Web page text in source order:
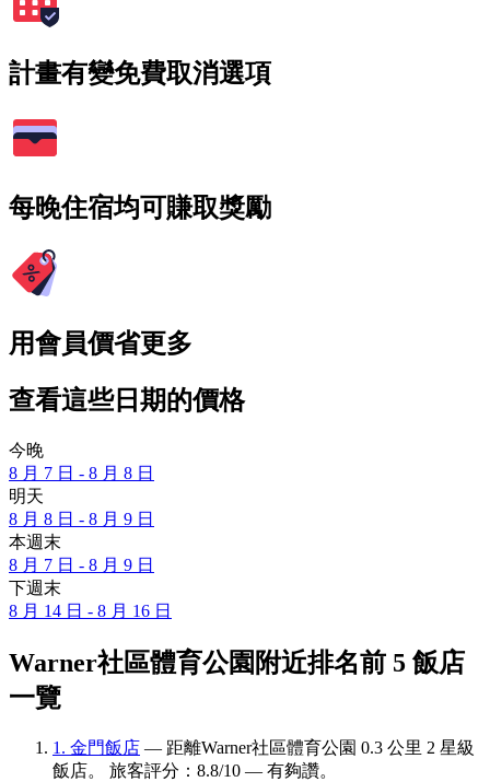
計畫有變免費取消選項
每晚住宿均可賺取獎勵
用會員價省更多
查看這些日期的價格
今晚
8 月 7 日 - 8 月 8 日
明天
8 月 8 日 - 8 月 9 日
本週末
8 月 7 日 - 8 月 9 日
下週末
8 月 14 日 - 8 月 16 日
Warner社區體育公園附近排名前 5 飯店
一覽
1. 金門飯店 — 距離Warner社區體育公園 0.3 公里 2 星級
飯店。 旅客評分：8.8/10 — 有夠讚。